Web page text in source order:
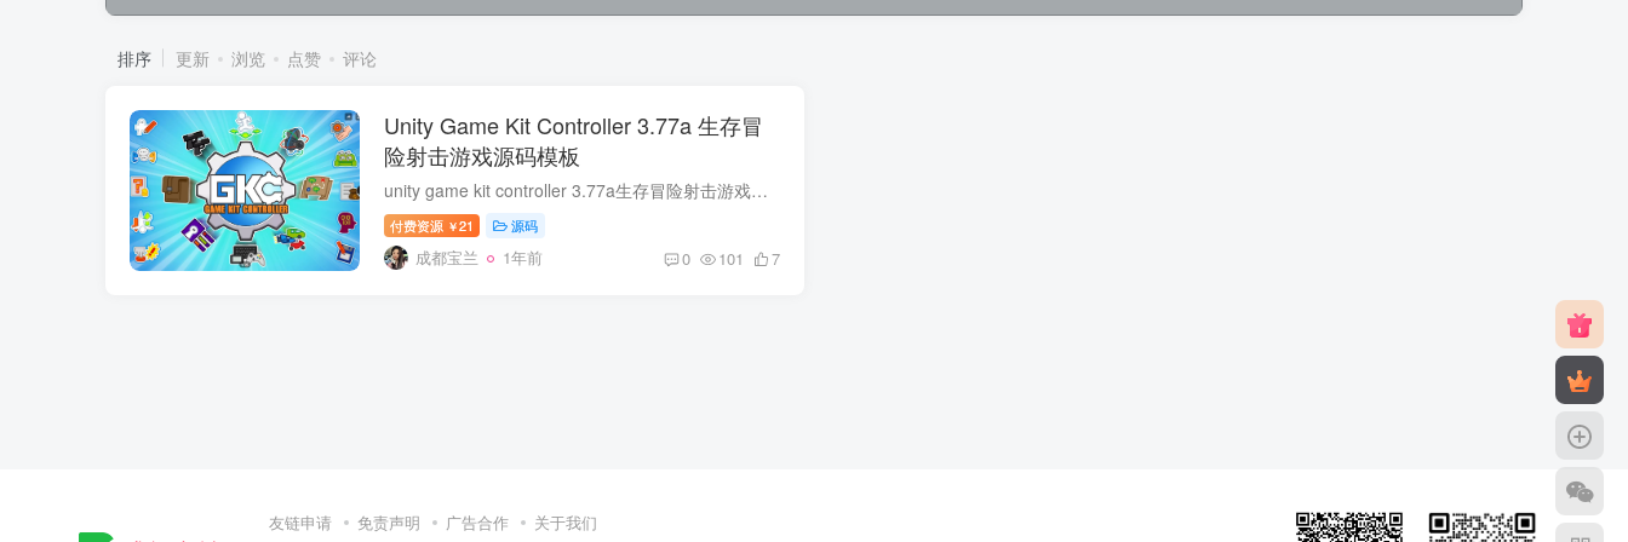
排序 更新 浏览 点赞 评论
Unity Game Kit Controller 3.77a 生存冒
险射击游戏源码模板
unity game kit controller 3.77a生存冒险射击游戏源码模板：解锁开发者创造力的秘密钥匙游戏引擎和开发工具是现代游戏设计者手中的重要武器。在众多引擎中，Unity Engine以其强大的功能、丰富...
付费资源 ￥21 源码
成都宝兰 1年前 0 101 7
友链申请 免责声明 广告合作 关于我们